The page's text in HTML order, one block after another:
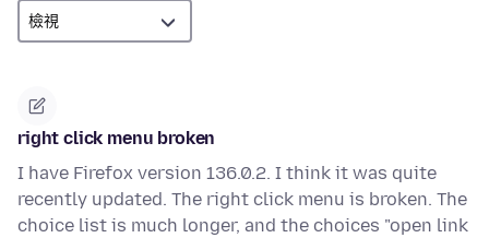
right click menu broken
I have Firefox version 136.0.2. I think it was quite
recently updated. The right click menu is broken. The
choice list is much longer, and the choices "open link